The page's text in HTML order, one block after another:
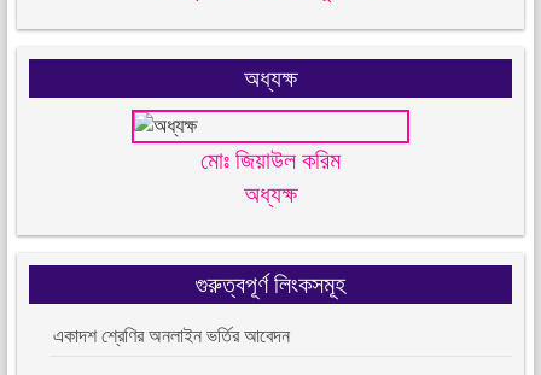
অধ্যক্ষ
মোঃ জিয়াউল করিম
অধ্যক্ষ
গুরুত্বপূর্ণ লিংকসমূহ
একাদশ শ্রেণির অনলাইন ভর্তির আবেদন